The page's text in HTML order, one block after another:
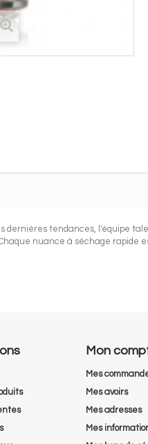
dernières tendances, l'équipe
nuance à séchage
Mon
Mes
Mes avoirs
Mes adresses
Mes